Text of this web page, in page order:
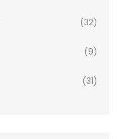
(32)
(9)
(31)